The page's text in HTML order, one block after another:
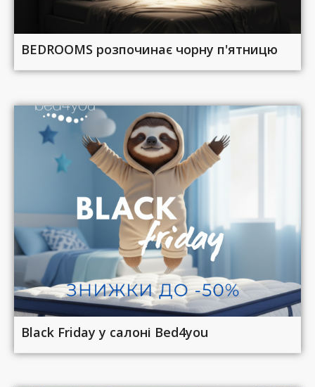
BEDROOMS розпочинає чорну п'ятницю
Black Friday у салоні Bed4you